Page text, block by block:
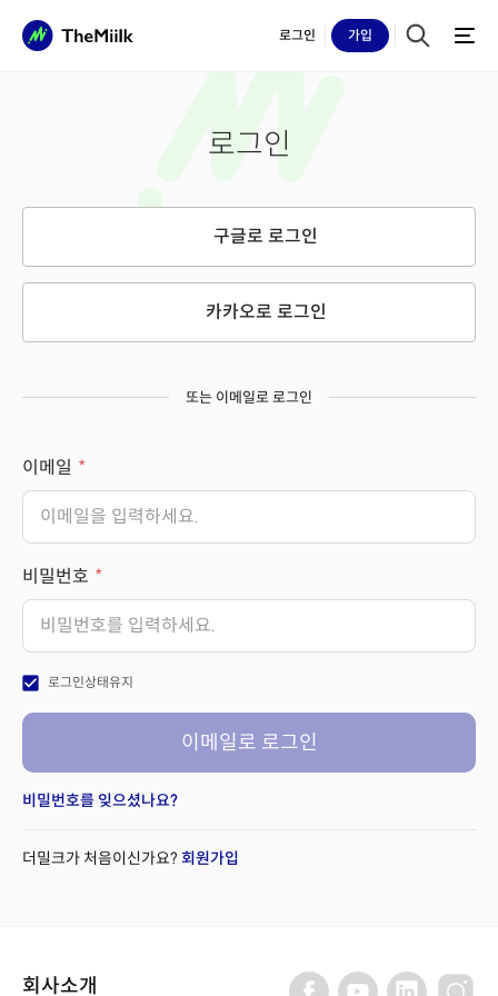
로그인 가입
로그인
구글로 로그인
카카오로 로그인
또는 이메일로 로그인
이메일
비밀번호
check_box 로그인상태유지
이메일로 로그인
비밀번호를 잊으셨나요?
더밀크가 처음이신가요? 회원가입
회사소개